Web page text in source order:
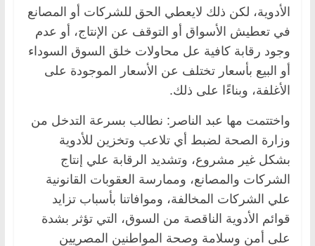
الأدوية، لكن ذلك لايعطي الحق للشركات أو المصانع
في تعطيش الأسواق أو التوقف عن الإنتاج، أو عدم
وجود رقابة كافية عل محاولات خلق السوق السوداء
أو البيع بأسعار تختلف عن الأسعار الموجودة على
الأغلفة، وبناءًا على ذلك.
واختتمت مها عبد الناصر: نطالب بسرعة التدخل من
وزارة الصحة لضبط أي تلاعب وتخزين للأدوية
بشكل غير مشروع، وتشديد الرقابة علي إنتاج
الشركات والمصانع، وممارسة العقوبات القانونية
علي الشركات المخالفة، وموافاتنا بأسباب تزايد
قوائم الأدوية الناقصة من السوق، التي تؤثر بشدة
على أمن وسلامة وصحة المواطنين المصريين